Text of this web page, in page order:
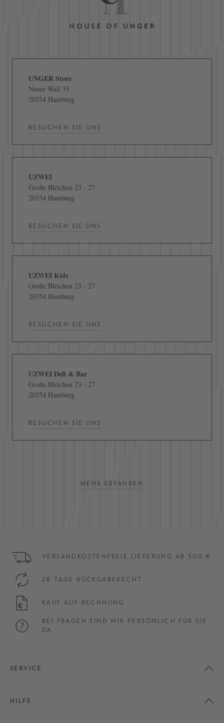
UNGER Store
Neuer Wall 35
20354 Hamburg
BESUCHEN SIE UNS
UZWEI
Große Bleichen 23 - 27
20354 Hamburg
BESUCHEN SIE UNS
UZWEI Kids
Große Bleichen 23 - 27
20354 Hamburg
BESUCHEN SIE UNS
UZWEI Deli & Bar
Große Bleichen 23 - 27
20354 Hamburg
BESUCHEN SIE UNS
MEHR ERFAHREN
VERSANDKOSTENFREIE LIEFERUNG AB 500 €
28 TAGE RÜCKGABERECHT
KAUF AUF RECHNUNG
BEI FRAGEN SIND WIR PERSÖNLICH FÜR SIE
DA
SERVICE
HILFE